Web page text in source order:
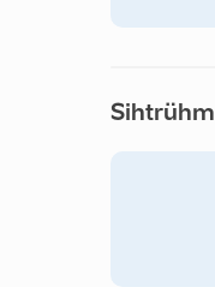
Sihtrühm